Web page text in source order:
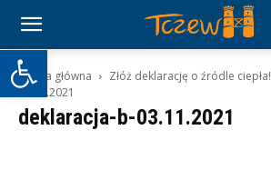
Otwórz pasek narzędzi
Strona główna Złóż deklarację o źródle ciepła!
03.11.2021
deklaracja-b-03.11.2021